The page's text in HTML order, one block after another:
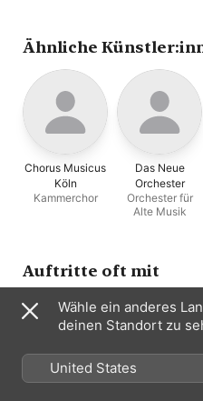
Ähnliche
Chorus Musicus
Köln
Kammerchor
Das Neue
Orchester
Orchester für
Alte Musik
Auftritte oft mit
Wähle ein anderes
deinen Standort zu
United States